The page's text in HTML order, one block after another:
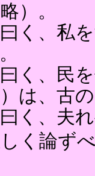
）。
く、私
く、民
は、古
く、夫
く論ず